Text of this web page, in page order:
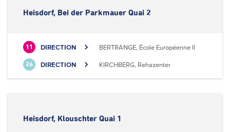
Heisdorf, Bei der Parkmauer Quai 2
11 DIRECTION BERTRANGE, École Européenne II
26 DIRECTION KIRCHBERG, Rehazenter
Heisdorf, Klouschter Quai 1